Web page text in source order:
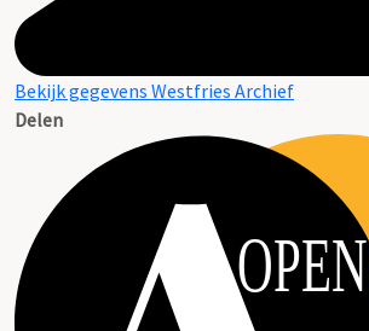
Bekijk gegevens Westfries Archief
Delen
OPEN